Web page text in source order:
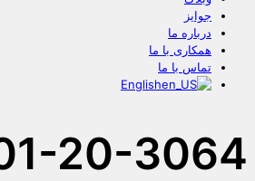
جوایز
درباره ما
همکاری با ما
تماس با ما
English
20-3064